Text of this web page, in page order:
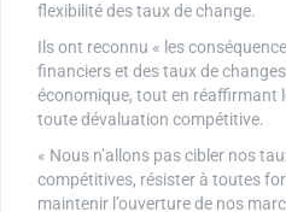
flexibilité des taux de change.
Ils ont reconnu « les
financiers et des taux de
économique, tout en réaffirmant
toute dévaluation compétitive.
« Nous n’allons pas cibler nos
compétitives, résister à toutes
maintenir l’ouverture de nos